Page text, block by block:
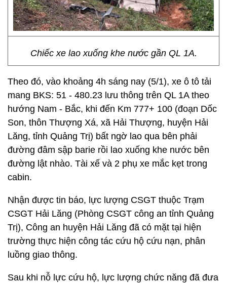
Chiếc xe lao xuống khe nước gần QL 1A.
Theo đó, vào khoảng 4h sáng nay (5/1), xe ô tô tải
mang BKS: 51 - 480.23 lưu thông trên QL 1A theo
hướng Nam - Bắc, khi đến Km 777+ 100 (đoạn Dốc
Son, thôn Thượng Xá, xã Hải Thượng, huyện Hải
Lăng, tỉnh Quảng Trị) bất ngờ lao qua bên phải
đường đâm sập barie rồi lao xuống khe nước bên
đường lật nhào. Tài xế và 2 phụ xe mắc kẹt trong
cabin.
Nhận được tin báo, lực lượng CSGT thuộc Trạm
CSGT Hải Lăng (Phòng CSGT công an tỉnh Quảng
Trị), Công an huyện Hải Lăng đã có mặt tại hiện
trường thực hiện công tác cứu hộ cứu nạn, phân
luồng giao thông.
Sau khi nỗ lực cứu hộ, lực lượng chức năng đã đưa